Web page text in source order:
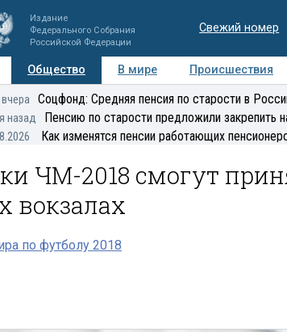
Издание
Федерального Собрания
Российской Федерации
Свежий номер
Общество В мире Происшествия
Мнения Регионы Медиацентр
вчера Соцфонд: Средняя пенсия по старости в
назад Пенсию по старости предложили закрепить
Как изменятся пенсии работающих
ЧМ-2018‍ смогут
вокзалах
по футболу 2018